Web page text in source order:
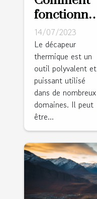
fonctionne
un
décapeur
thermique
?
14/07/2023
Le décapeur
thermique est un
outil polyvalent et
puissant utilisé
dans de nombreux
domaines. Il peut
être...